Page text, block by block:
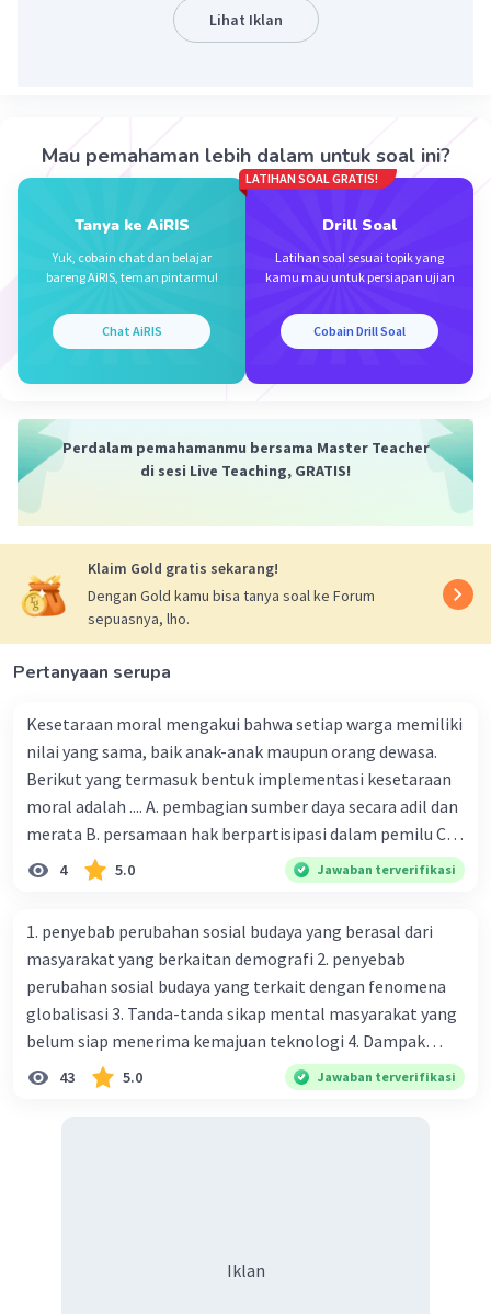
16 - 36 - 9 = -29
Lihat Iklan
Mau pemahaman lebih dalam untuk soal ini?
Tanya ke AiRIS
Yuk, cobain chat dan belajar
bareng AiRIS, teman pintarmu!
Chat AiRIS
LATIHAN SOAL GRATIS!
Drill Soal
Latihan soal sesuai topik yang
kamu mau untuk persiapan ujian
Cobain Drill Soal
Perdalam pemahamanmu bersama Master Teacher
di sesi Live Teaching, GRATIS!
Klaim Gold gratis sekarang!
Dengan Gold kamu bisa tanya soal ke Forum
sepuasnya, lho.
Pertanyaan serupa
Kesetaraan moral mengakui bahwa setiap warga memiliki
nilai yang sama, baik anak-anak maupun orang dewasa.
Berikut yang termasuk bentuk implementasi kesetaraan
moral adalah .... A. pembagian sumber daya secara adil dan
merata B. persamaan hak berpartisipasi dalam pemilu C.
menghargai pendapat orang lain D. menerapkan hukum
secara adil E. merendahkan status orang lain
4 5.0 Jawaban terverifikasi
1. penyebab perubahan sosial budaya yang berasal dari
masyarakat yang berkaitan demografi 2. penyebab
perubahan sosial budaya yang terkait dengan fenomena
globalisasi 3. Tanda-tanda sikap mental masyarakat yang
belum siap menerima kemajuan teknologi 4. Dampak
modernisasi dalam kehidupan sosial masyarakat 5.
Kegiatan manusia di bidang ekonomi yang menunjukkan
menganggap jika menjadi modern adalah mengikuti... 8.
43 5.0 Jawaban terverifikasi
Iklan